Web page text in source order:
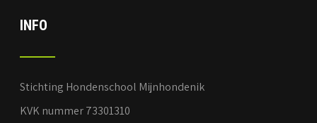
INFO
Stichting Hondenschool Mijnhondenik
KVK nummer 73301310